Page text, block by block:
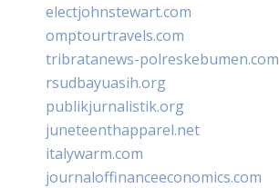
electjohnstewart.com
omptourtravels.com
tribratanews-polreskebumen.com
rsudbayuasih.org
publikjurnalistik.org
juneteenthapparel.net
italywarm.com
journaloffinanceeconomics.com